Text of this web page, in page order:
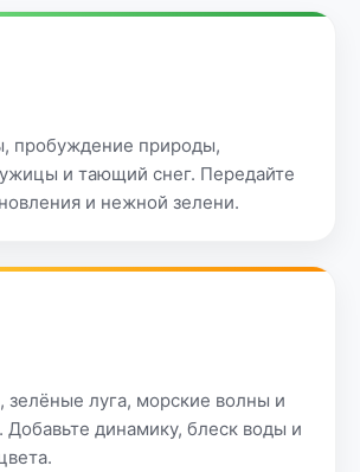
пробуждение природы,
и тающий снег. Передайте
и нежной зелени.
зелёные луга, морские волны и
Добавьте динамику, блеск воды и